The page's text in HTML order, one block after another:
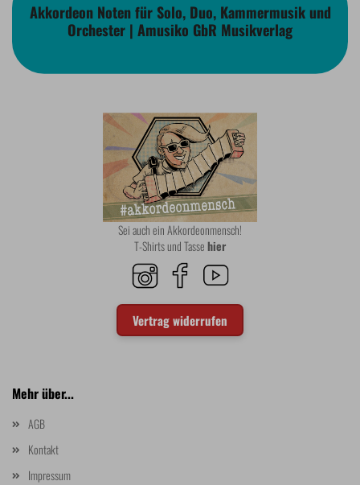
Akkordeon Noten für Solo, Duo, Kammermusik und
Orchester | Amusiko GbR Musikverlag
Sei auch ein Akkordeonmensch!
T-Shirts und Tassehier
Vertrag widerrufen
Mehr über...
AGB
Kontakt
Impressum